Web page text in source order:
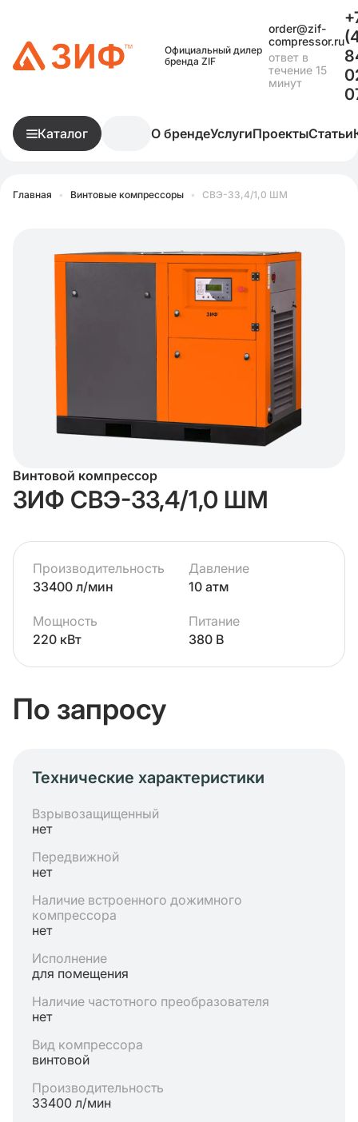
Официальный дилер
бренда ZIF
order@zif-
compressor.ru
ответ в
течение 15
минут
Каталог О брендеУслугиПроектыСтатьи
Главная • Винтовые компрессоры • СВЭ-33,4/1,0 ШМ
Винтовой компрессор
ЗИФ СВЭ-33,4/1,0 ШМ
Производительность
33400 л/мин
Давление
10 атм
Мощность
220 кВт
Питание
380 В
По запросу
Технические характеристики
Взрывозащищенный
нет
Передвижной
нет
Наличие встроенного дожимного
компрессора
нет
Исполнение
для помещения
Наличие частотного преобразователя
нет
Вид компрессора
винтовой
Производительность
33400 л/мин